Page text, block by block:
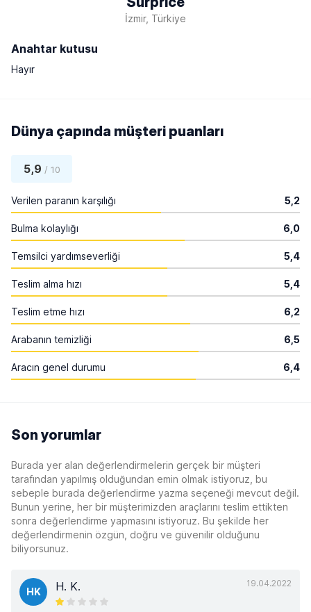
İzmir, Türkiye
Anahtar kutusu
Hayır
Dünya çapında müşteri puanları
5,9 / 10
Verilen paranın karşılığı 5,2
Bulma kolaylığı 6,0
Temsilci yardımseverliği 5,4
Teslim alma hızı 5,4
Teslim etme hızı 6,2
Arabanın temizliği 6,5
Aracın genel durumu 6,4
Son yorumlar
Burada yer alan değerlendirmelerin gerçek bir müşteri
tarafından yapılmış olduğundan emin olmak istiyoruz, bu
sebeple burada değerlendirme yazma seçeneği mevcut değil.
Bunun yerine, her bir müşterimizden araçlarını teslim ettikten
sonra değerlendirme yapmasını istiyoruz. Bu şekilde her
değerlendirmenin özgün, doğru ve güvenilir olduğunu
biliyorsunuz.
19.04.2022
HK H. K.